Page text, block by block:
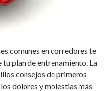
comunes en corredores te
plan de entrenamiento. La
consejos de primeros
dolores y molestias más